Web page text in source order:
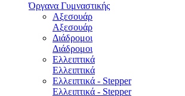
Όργανα Γυμναστικής
Αξεσουάρ
Αξεσουάρ
Διάδρομοι
Διάδρομοι
Ελλειπτικά
Ελλειπτικά
Ελλειπτικά - Stepper
Ελλειπτικά - Stepper